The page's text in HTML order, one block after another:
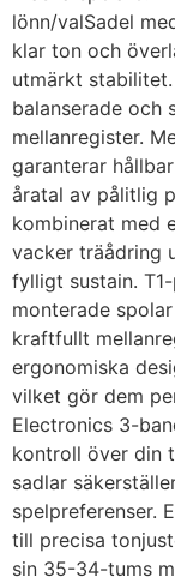
lönn/valSadel
klar ton och
utmärkt
balanserade och
mellanregister.
garanterar
åratal av pålitlig
kombinerat med
vacker träådring
fylligt sustain.
monterade
kraftfullt
ergonomiska
vilket gör dem
Electronics 3-
kontroll över din
sadlar
spelpreferenser.
till precisa
sin 35-34-tums